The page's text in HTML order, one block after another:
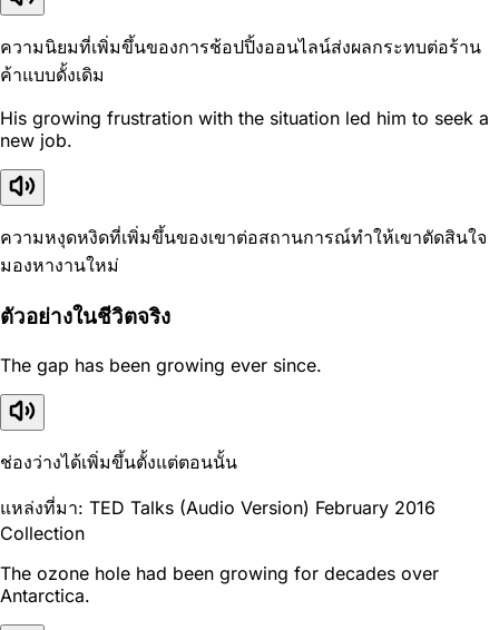
ความนิยมที่เพิ่มขึ้นของการช้อปปิ้งออนไลน์ส่งผลกระทบต่อร้าน
ค้าแบบดั้งเดิม
His growing frustration with the situation led him to seek a
new job.
ความหงุดหงิดที่เพิ่มขึ้นของเขาต่อสถานการณ์ทำให้เขาตัดสินใจ
มองหางานใหม่
ตัวอย่างในชีวิตจริง
The gap has been growing ever since.
ช่องว่างได้เพิ่มขึ้นตั้งแต่ตอนนั้น
แหล่งที่มา: TED Talks (Audio Version) February 2016
Collection
The ozone hole had been growing for decades over
Antarctica.